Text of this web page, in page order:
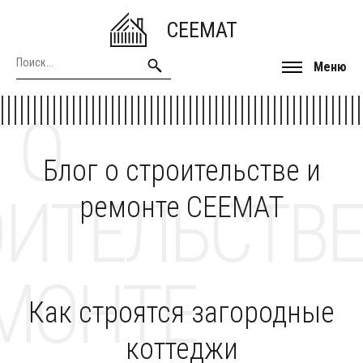
CEEMAT
Меню
Блог о строительстве и
ремонте CEEMAT
О
Как строятся загородные
коттеджи